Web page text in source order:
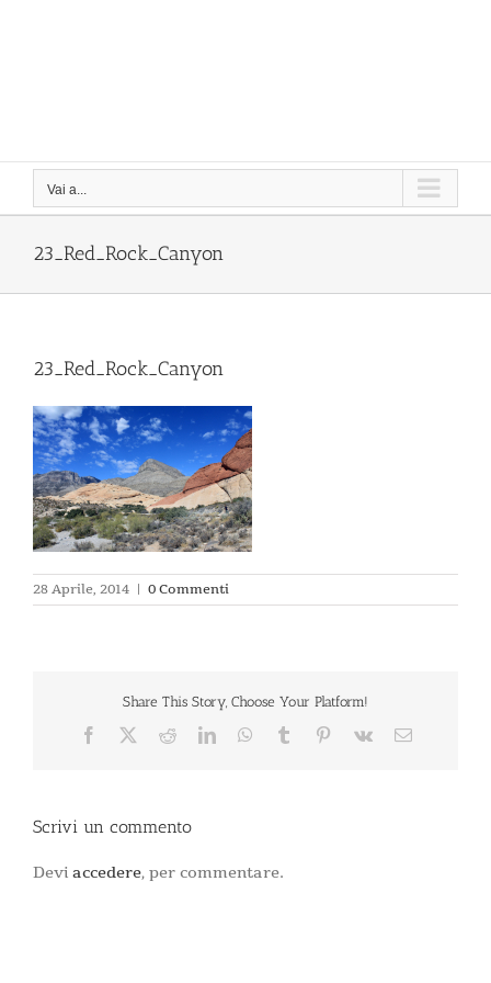
Vai a...
23_Red_Rock_Canyon
23_Red_Rock_Canyon
28 Aprile, 2014 | 0 Commenti
Share This Story, Choose Your Platform!
Facebook RedditLinkedInWhatsApp
Tumblr Pinterest
Vk Email
Scrivi un commento
Devi accedere, per commentare.